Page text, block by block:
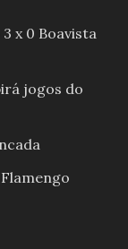
x 0 Boavista
jogos do